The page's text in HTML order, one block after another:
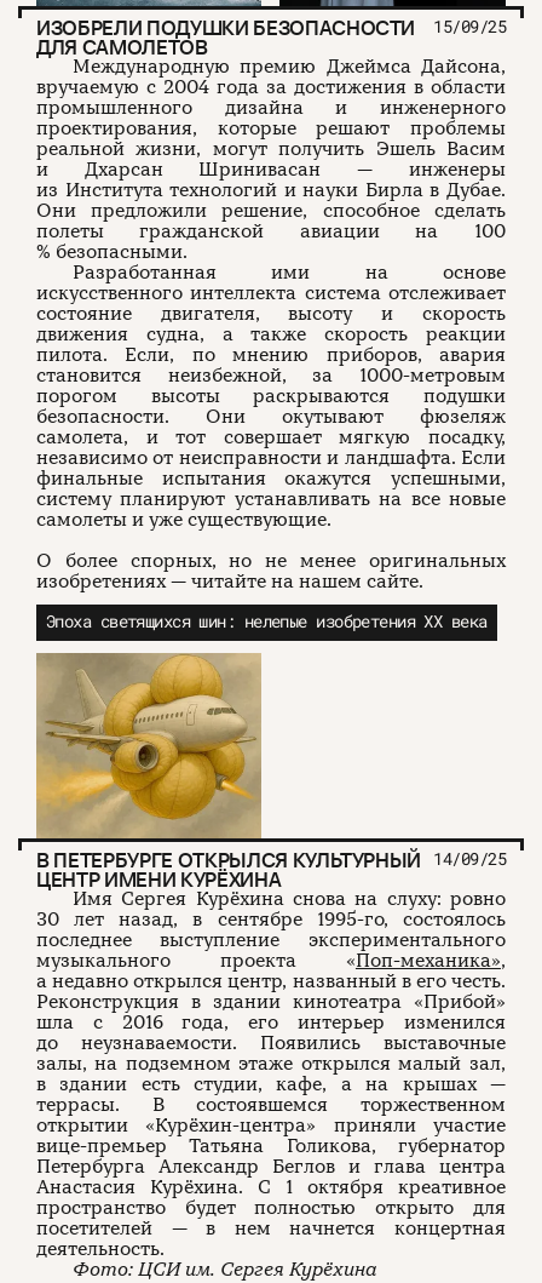
ИЗОБРЕЛИ ПОДУШКИ БЕЗОПАСНОСТИ
ДЛЯ САМОЛЕТОВ
15/09/25
Международную премию Джеймса Дайсона,
вручаемую с 2004 года за достижения в области
промышленного дизайна и инженерного
проектирования, которые решают проблемы
реальной жизни, могут получить Эшель Васим
и Дхарсан Шринивасан — инженеры
из Института технологий и науки Бирла в Дубае.
Они предложили решение, способное сделать
полеты гражданской авиации на 100
% безопасными.
Разработанная ими на основе
искусственного интеллекта система отслеживает
состояние двигателя, высоту и скорость
движения судна, а также скорость реакции
пилота. Если, по мнению приборов, авария
становится неизбежной, за 1000-метровым
порогом высоты раскрываются подушки
безопасности. Они окутывают фюзеляж
самолета, и тот совершает мягкую посадку,
независимо от неисправности и ландшафта. Если
финальные испытания окажутся успешными,
систему планируют устанавливать на все новые
самолеты и уже существующие.
О более спорных, но не менее оригинальных
изобретениях — читайте на нашем сайте.
Эпоха светящихся шин: нелепые изобретения XX века
В ПЕТЕРБУРГЕ ОТКРЫЛСЯ КУЛЬТУРНЫЙ
ЦЕНТР ИМЕНИ КУРЁХИНА
14/09/25
Имя Сергея Курёхина снова на слуху: ровно
30 лет назад, в сентябре 1995-го, состоялось
последнее выступление экспериментального
музыкального проекта «Поп-механика»,
а недавно открылся центр, названный в его честь.
Реконструкция в здании кинотеатра «Прибой»
шла с 2016 года, его интерьер изменился
до неузнаваемости. Появились выставочные
залы, на подземном этаже открылся малый зал,
в здании есть студии, кафе, а на крышах —
террасы. В состоявшемся торжественном
открытии «Курёхин-центра» приняли участие
вице-премьер Татьяна Голикова, губернатор
Петербурга Александр Беглов и глава центра
Анастасия Курёхина. С 1 октября креативное
пространство будет полностью открыто для
посетителей — в нем начнется концертная
деятельность.
Фото: ЦСИ им. Сергея Курёхина